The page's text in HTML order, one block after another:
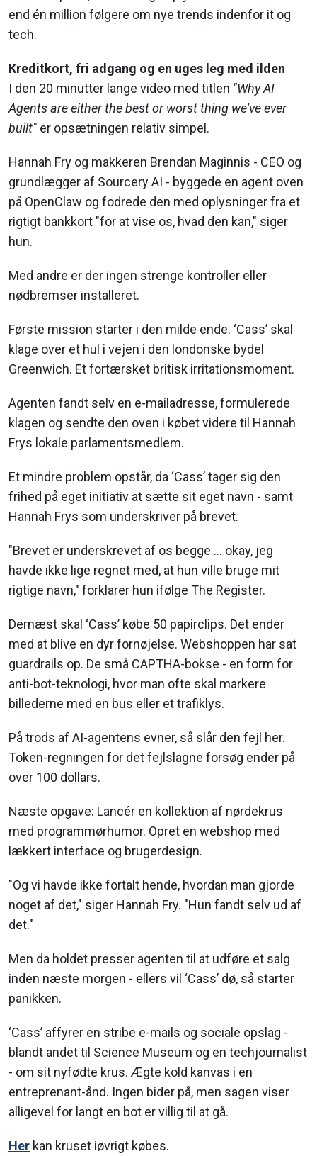
end én million følgere om nye trends indenfor it og
tech.
Kreditkort, fri adgang og en uges leg med ilden
I den 20 minutter lange video med titlen "Why AI
Agents are either the best or worst thing we've ever
built" er opsætningen relativ simpel.
Hannah Fry og makkeren Brendan Maginnis - CEO og
grundlægger af Sourcery AI - byggede en agent oven
på OpenClaw og fodrede den med oplysninger fra et
rigtigt bankkort "for at vise os, hvad den kan," siger
hun.
Med andre er der ingen strenge kontroller eller
nødbremser installeret.
Første mission starter i den milde ende. ‘Cass’ skal
klage over et hul i vejen i den londonske bydel
Greenwich. Et fortærsket britisk irritationsmoment.
Agenten fandt selv en e-mailadresse, formulerede
klagen og sendte den oven i købet videre til Hannah
Frys lokale parlamentsmedlem.
Et mindre problem opstår, da ‘Cass’ tager sig den
frihed på eget initiativ at sætte sit eget navn - samt
Hannah Frys som underskriver på brevet.
"Brevet er underskrevet af os begge … okay, jeg
havde ikke lige regnet med, at hun ville bruge mit
rigtige navn," forklarer hun ifølge The Register.
Dernæst skal ‘Cass’ købe 50 papirclips. Det ender
med at blive en dyr fornøjelse. Webshoppen har sat
guardrails op. De små CAPTHA-bokse - en form for
anti-bot-teknologi, hvor man ofte skal markere
billederne med en bus eller et trafiklys.
På trods af AI-agentens evner, så slår den fejl her.
Token-regningen for det fejlslagne forsøg ender på
over 100 dollars.
Næste opgave: Lancér en kollektion af nørdekrus
med programmørhumor. Opret en webshop med
lækkert interface og brugerdesign.
"Og vi havde ikke fortalt hende, hvordan man gjorde
noget af det," siger Hannah Fry. "Hun fandt selv ud af
det."
Men da holdet presser agenten til at udføre et salg
inden næste morgen - ellers vil ‘Cass’ dø, så starter
panikken.
‘Cass’ affyrer en stribe e-mails og sociale opslag -
blandt andet til Science Museum og en techjournalist
- om sit nyfødte krus. Ægte kold kanvas i en
entreprenant-ånd. Ingen bider på, men sagen viser
alligevel for langt en bot er villig til at gå.
Her kan kruset iøvrigt købes.